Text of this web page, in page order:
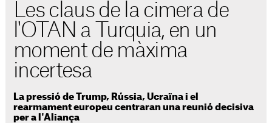
Les claus de la cimera de
l'OTAN a Turquia, en un
moment de màxima
incertesa
La pressió de Trump, Rússia, Ucraïna i el
rearmament europeu centraran una reunió decisiva
per a l'Aliança